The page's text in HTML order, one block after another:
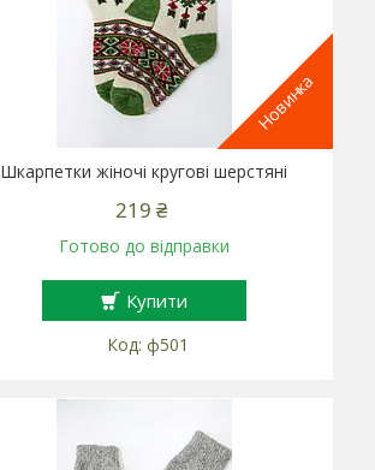
Новинка
Шкарпетки жіночі кругові шерстяні
219 ₴
Готово до відправки
Купити
ф501